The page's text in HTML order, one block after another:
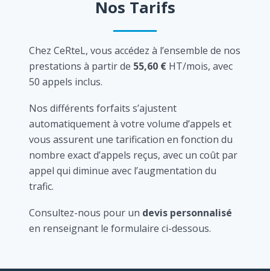
Nos Tarifs
Chez CeRteL, vous accédez à l’ensemble de nos
prestations à partir de 55,60 € HT/mois, avec
50 appels inclus.
Nos différents forfaits s’ajustent
automatiquement à votre volume d’appels et
vous assurent une tarification en fonction du
nombre exact d’appels reçus, avec un coût par
appel qui diminue avec l’augmentation du
trafic.
Consultez-nous pour un devis personnalisé
en renseignant le formulaire ci-dessous.